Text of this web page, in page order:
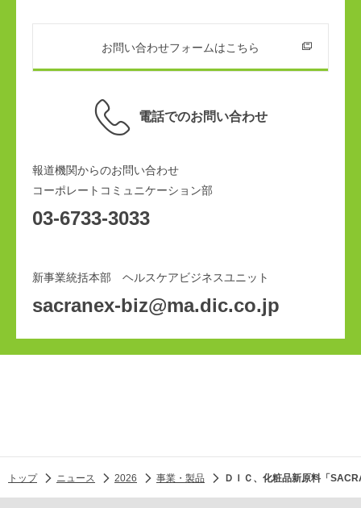
お問い合わせフォームはこちら
電話でのお問い合わせ
報道機関からのお問い合わせ
コーポレートコミュニケーション部
03-6733-3033
新事業統括本部 ヘルスケアビジネスユニット
sacranex-biz@ma.dic.co.jp
トップ ニュース 2026 事業・製品 ＤＩＣ、化粧品新原料「